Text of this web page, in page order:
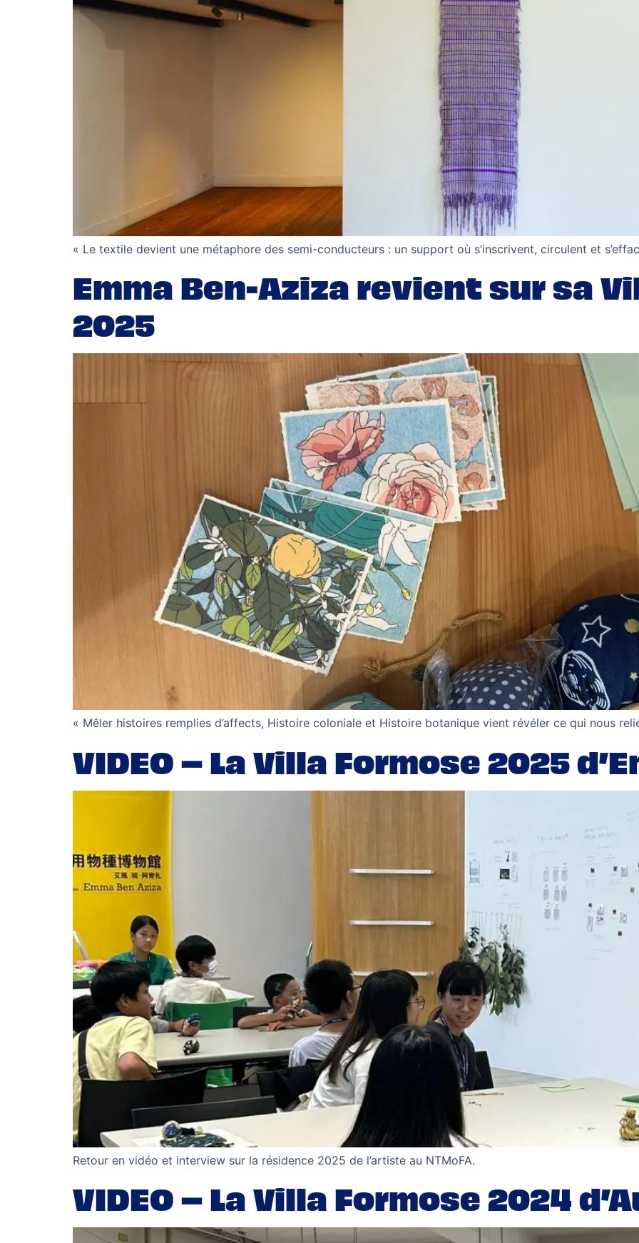
« Le textile devient une métaphore des semi-conducteurs : un support où s’inscrivent, circulent et
Emma Ben-Aziza revient sur sa
2025
« Mêler histoires remplies d’affects, Histoire coloniale et Histoire botanique vient révéler ce qui nous
VIDEO – La Villa Formose 2025
Retour en vidéo et interview sur la résidence 2025 de l’artiste au NTMoFA.
VIDEO – La Villa Formose 2024